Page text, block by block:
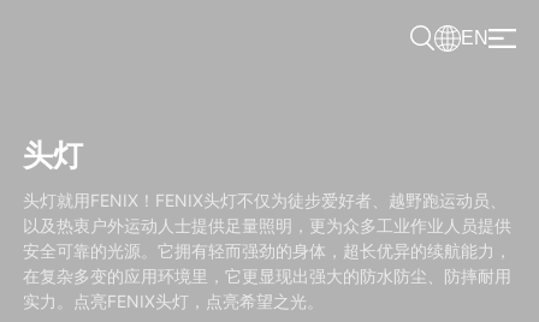
EN
头灯
头灯就用FENIX！FENIX头灯不仅为徒步爱好者、越野跑运动员、
以及热衷户外运动人士提供足量照明，更为众多工业作业人员提供
安全可靠的光源。它拥有轻而强劲的身体，超长优异的续航能力，
在复杂多变的应用环境里，它更显现出强大的防水防尘、防摔耐用
实力。点亮FENIX头灯，点亮希望之光。